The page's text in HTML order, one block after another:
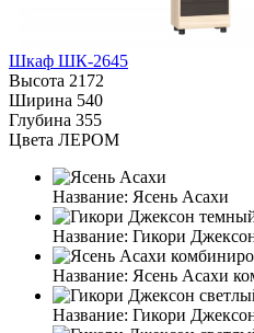
Шкаф ШК-2645
Высота 2172
Ширина 540
Глубина 355
Цвета ЛЕРОМ
Название: Ясень Асахи
Название: Гикори
Название: Ясень Асахи
Название: Гикори